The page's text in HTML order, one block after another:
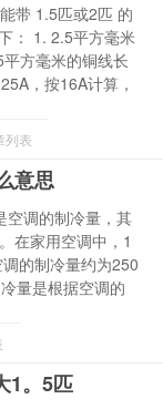
带 1.5匹或2匹 的
： 1. 2.5平方毫米
方毫米的铜线长
，按16A计算，
列表
意思
空调的制冷量，其
在家用空调中，1
的制冷量约为250
量是根据空调的
1。5匹